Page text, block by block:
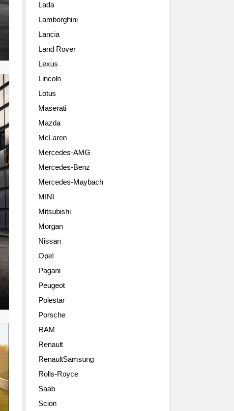
Lada
Lamborghini
Lancia
Land Rover
Lexus
Lincoln
Lotus
Maserati
Mazda
McLaren
Mercedes-AMG
Mercedes-Benz
Mercedes-Maybach
MINI
Mitsubishi
Morgan
Nissan
Opel
Pagani
Peugeot
Polestar
Porsche
RAM
Renault
RenaultSamsung
Rolls-Royce
Saab
Scion